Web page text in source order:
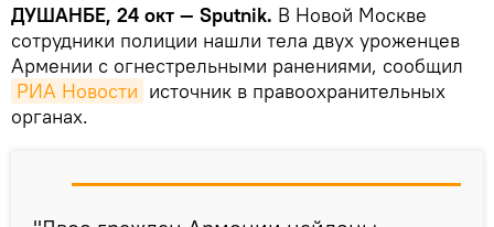
ДУШАНБЕ, 24 окт — Sputnik. В Новой Москве
сотрудники полиции нашли тела двух уроженцев
Армении с огнестрельными ранениями, сообщил
РИА Новости источник в правоохранительных
органах.